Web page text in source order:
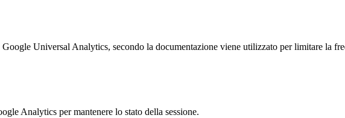
Universal Analytics, secondo la documentazione viene utilizzato per limitare la
Analytics per mantenere lo stato della sessione.